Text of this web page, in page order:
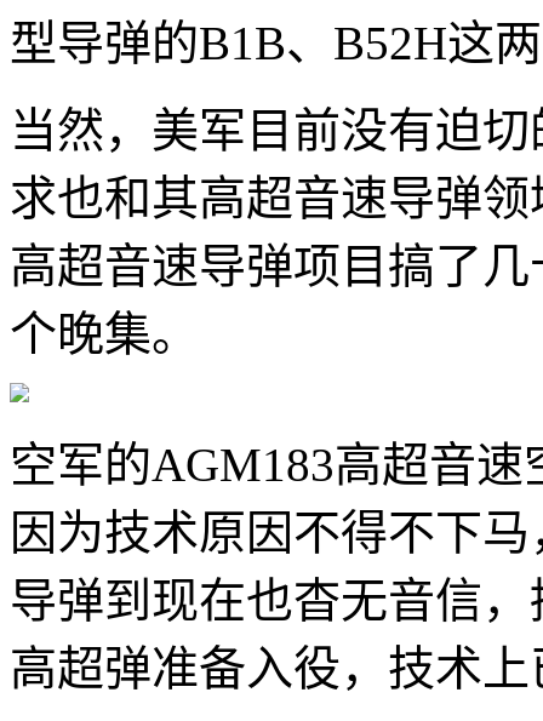
型导弹的B1B、B52H这
当然，美军目前没有迫
求也和其高超音速导弹
高超音速导弹项目搞了
个晚集。
空军的AGM183高超音
因为技术原因不得不下
导弹到现在也杳无音信
高超弹准备入役，技术